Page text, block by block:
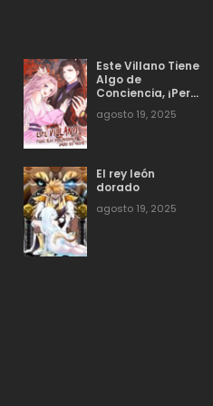
13
9
12
Este Villano Tiene
Algo de
Conciencia, ¡Pero
agosto 19, 2025
El rey león
dorado
agosto 19, 2025